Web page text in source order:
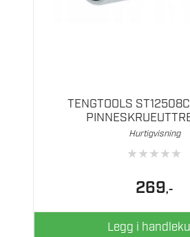
TENGTOOLS
Hurtigvisning
★★★★★
269,-
Legg i